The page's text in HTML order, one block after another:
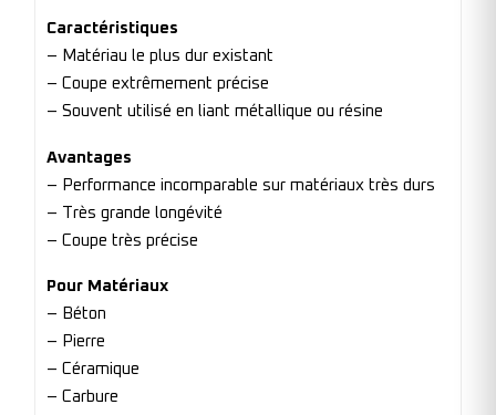
Caractéristiques
– Matériau le plus dur existant
– Coupe extrêmement précise
– Souvent utilisé en liant métallique ou résine
Avantages
– Performance incomparable sur matériaux très durs
– Très grande longévité
– Coupe très précise
Pour Matériaux
– Béton
– Pierre
– Céramique
– Carbure